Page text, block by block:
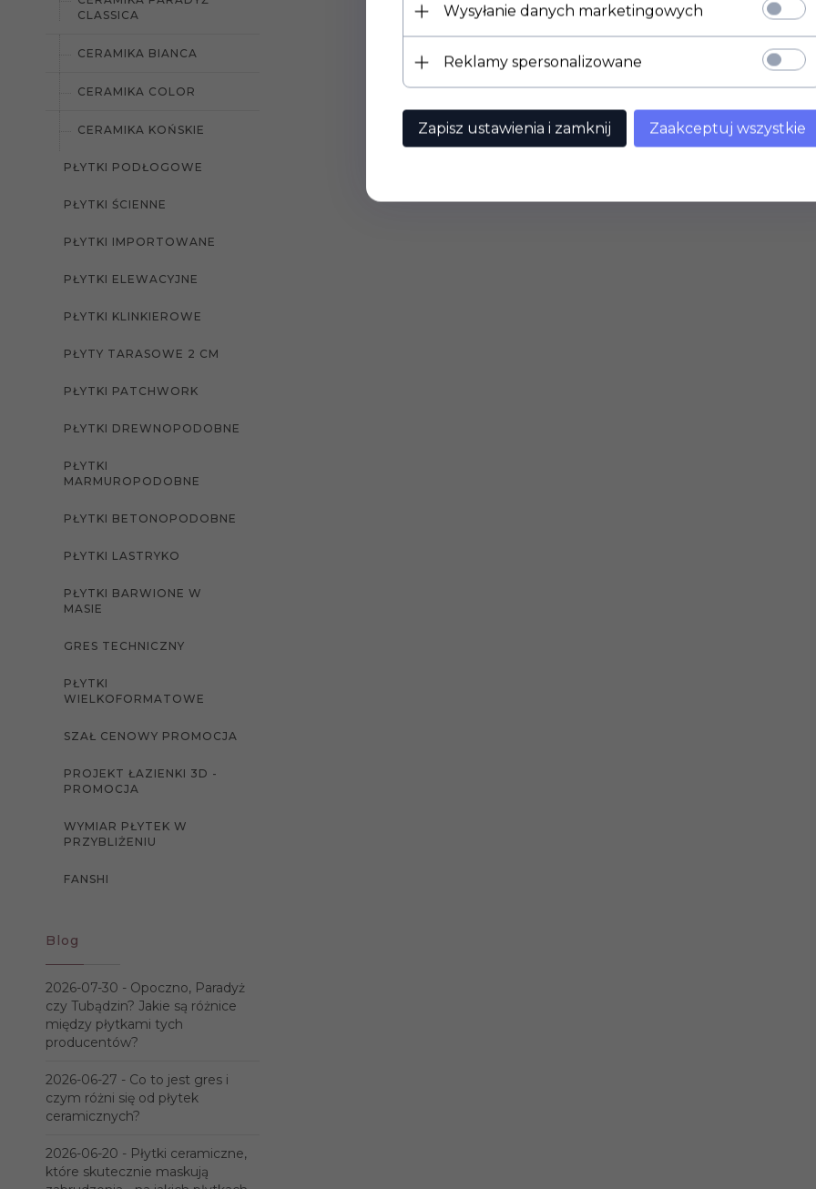
CLASSICA
CERAMIKA BIANCA
CERAMIKA COLOR
CERAMIKA KOŃSKIE
PŁYTKI PODŁOGOWE
PŁYTKI ŚCIENNE
PŁYTKI IMPORTOWANE
PŁYTKI ELEWACYJNE
PŁYTKI KLINKIEROWE
PŁYTY TARASOWE 2 CM
PŁYTKI PATCHWORK
PŁYTKI DREWNOPODOBNE
PŁYTKI
MARMUROPODOBNE
PŁYTKI BETONOPODOBNE
PŁYTKI LASTRYKO
PŁYTKI BARWIONE W
MASIE
GRES TECHNICZNY
PŁYTKI
WIELKOFORMATOWE
SZAŁ CENOWY PROMOCJA
PROJEKT ŁAZIENKI 3D -
PROMOCJA
WYMIAR PŁYTEK W
PRZYBLIŻENIU
FANSHI
Blog
2026-07-30 - Opoczno, Paradyż
czy Tubądzin? Jakie są różnice
między płytkami tych
producentów?
2026-06-27 - Co to jest gres i
czym różni się od płytek
ceramicznych?
2026-06-20 - Płytki ceramiczne,
które skutecznie maskują
Wysyłanie danych marketingowych
Reklamy spersonalizowane
Zapisz ustawienia i zamknij Zaakceptuj wszystkie